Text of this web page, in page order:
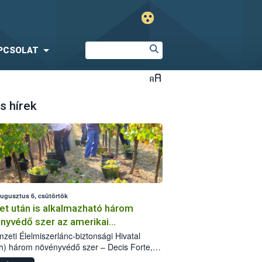
hírek
6, csütörtök
után is alkalmazható három
szer az amerikai
ellen
Élelmiszerlánc-biztonsági Hivatal
három növényvédő szer – Decis Forte,
24 EW, Oroganic – engedélyokiratát